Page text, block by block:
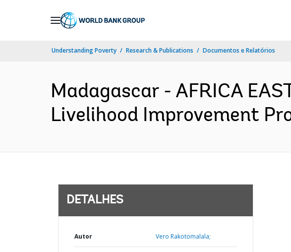
Understanding Poverty Research & Publications Documentos e Relatórios
Madagascar - AFRICA
Livelihood Improvement
DETALHES
Autor Vero Rakotomalala;